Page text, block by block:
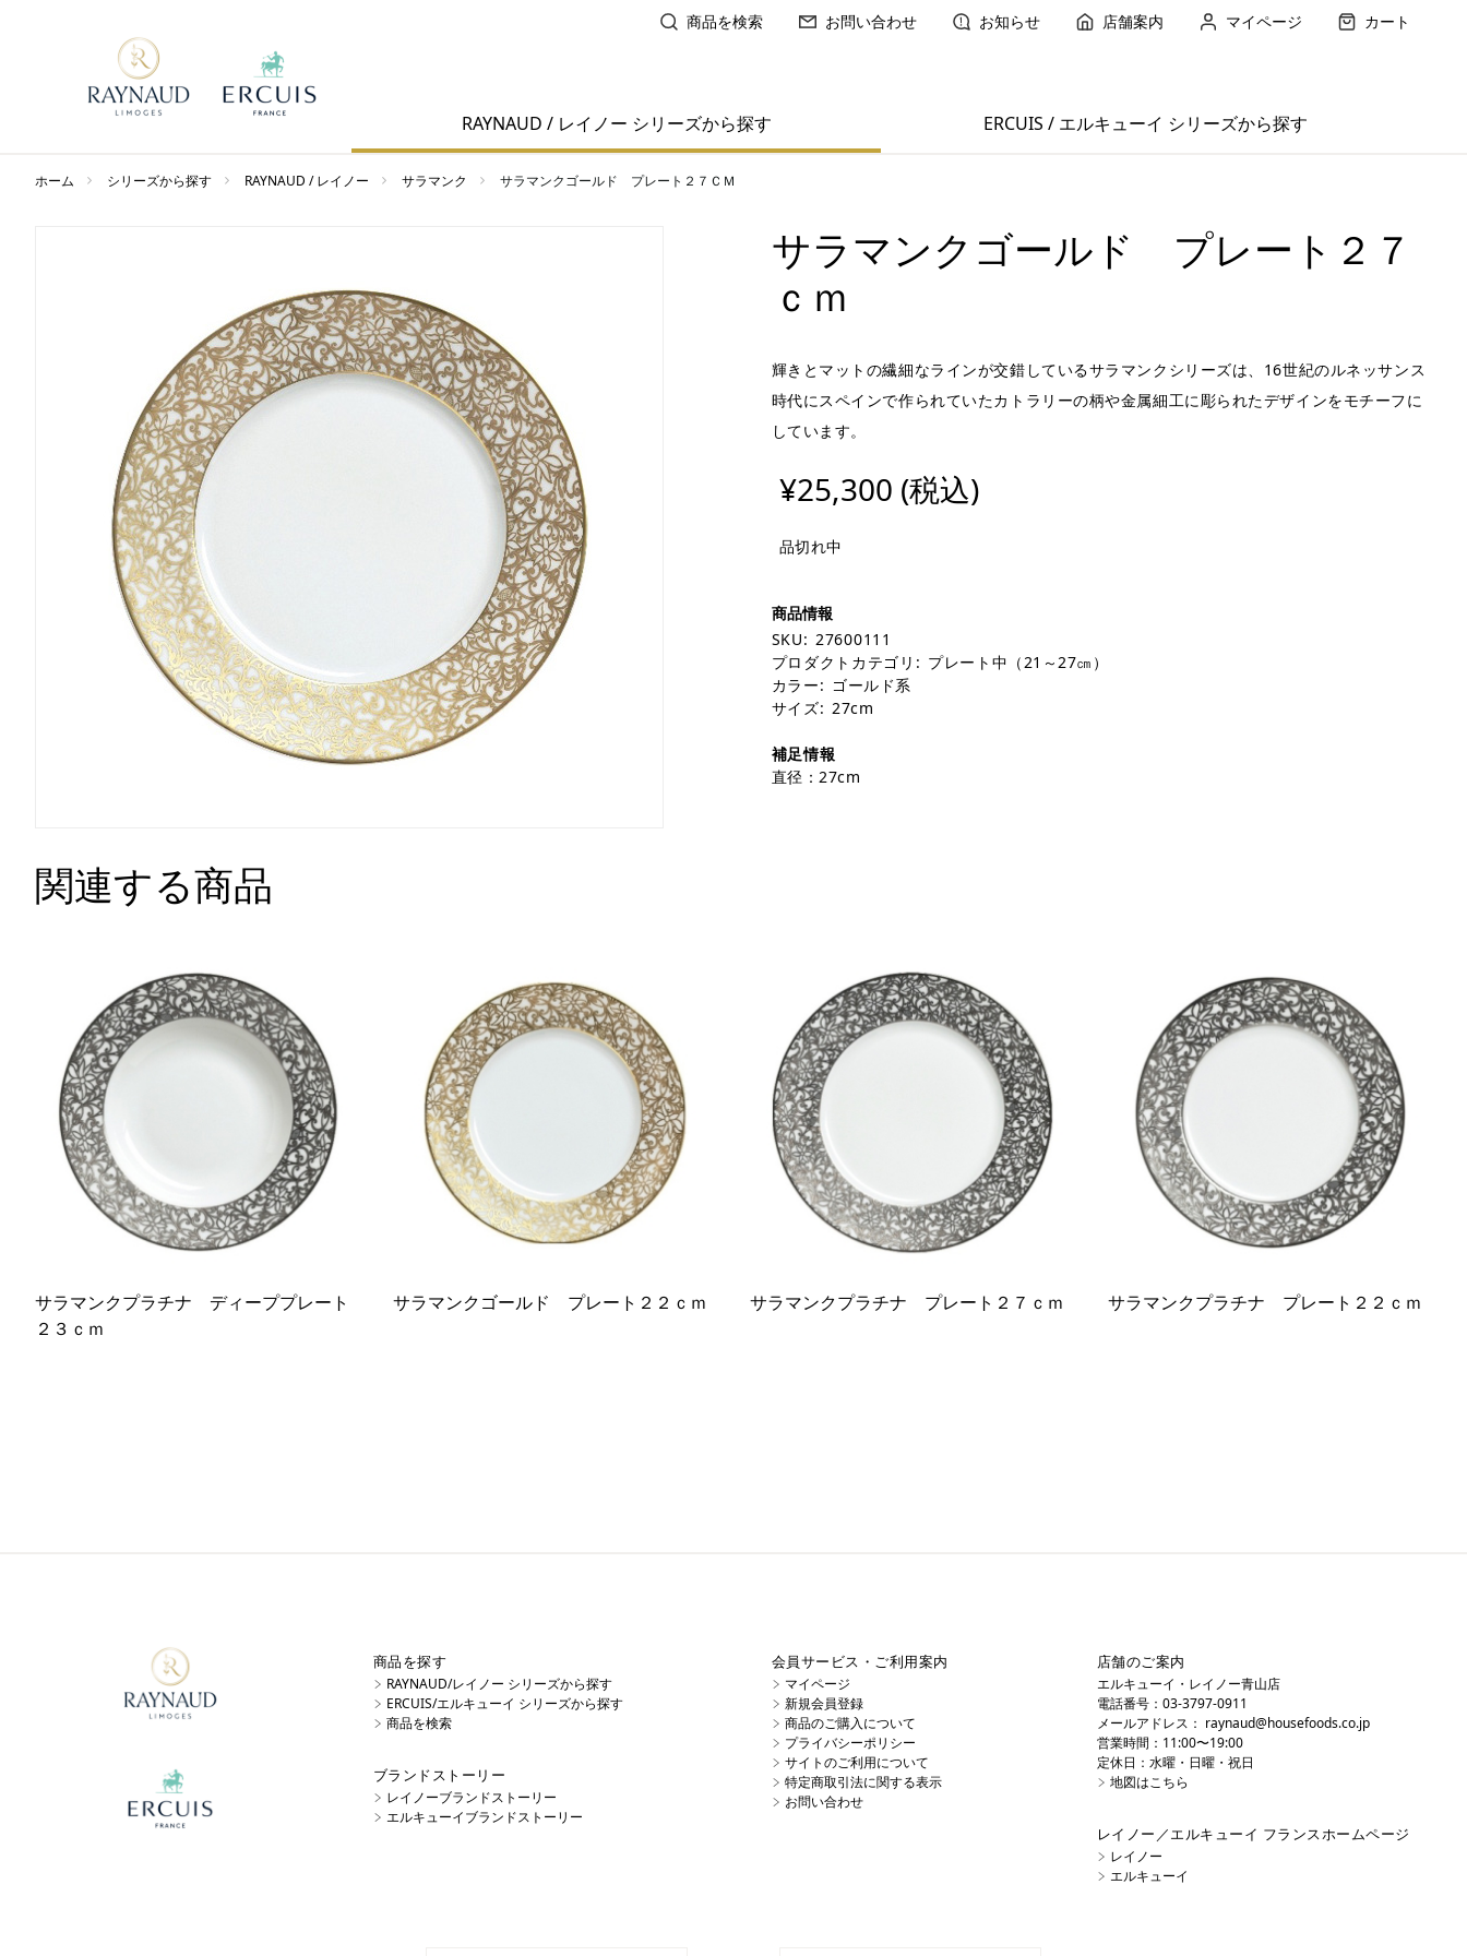
商品を検索 お問い合わせ お知らせ 店舗案内 マイページ カート
RAYNAUD / レイノー シリーズから探す ERCUIS / エルキューイ シリーズから探す
ホーム シリーズから探す RAYNAUD / レイノー サラマンク サラマンクゴールド プレート２７ＣＭ
サラマンクゴールド プレート２７
ｃｍ
輝きとマットの繊細なラインが交錯しているサラマンクシリーズは、16世紀のルネッサンス
時代にスペインで作られていたカトラリーの柄や金属細工に彫られたデザインをモチーフに
しています。
¥25,300 (税込)
品切れ中
SKU: 27600111
プロダクトカテゴリ: プレート中（21～27㎝）
カラー: ゴールド系
サイズ: 27cm
補足情報
直径：27cm
関連する商品
サラマンクプラチナ ディーププレート
２３ｃｍ
サラマンクゴールド プレート２２ｃｍ サラマンクプラチナ プレート２７ｃｍ サラマンクプラチナ プレート２２ｃｍ
商品を探す
RAYNAUD/レイノー シリーズから探す
ERCUIS/エルキューイ シリーズから探す
商品を検索
ブランドストーリー
レイノーブランドストーリー
エルキューイブランドストーリー
会員サービス・ご利用案内
マイページ
新規会員登録
商品のご購入について
プライバシーポリシー
サイトのご利用について
特定商取引法に関する表示
お問い合わせ
店舗のご案内
エルキューイ・レイノー青山店
電話番号：03-3797-0911
メールアドレス： raynaud@housefoods.co.jp
営業時間：11:00〜19:00
定休日：水曜・日曜・祝日
地図はこちら
レイノー／エルキューイ フランスホームページ
レイノー
エルキューイ